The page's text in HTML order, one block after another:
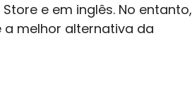
e em inglês. No entanto,
a melhor alternativa da